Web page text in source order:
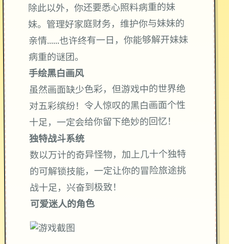
除此以外，你还要悉心照料病重的妹
妹。管理好家庭财务，维护你与妹妹的
亲情……也许终有一日，你能够解开妹妹
病重的谜团。
手绘黑白画风
虽然画面缺少色彩，但游戏中的世界绝
对五彩缤纷！令人惊叹的黑白画面个性
十足，一定会给你留下绝妙的回忆！
独特战斗系统
数以万计的奇异怪物，加上几十个独特
的可解锁技能，一定让你的冒险旅途挑
战十足，兴奋到极致！
可爱迷人的角色